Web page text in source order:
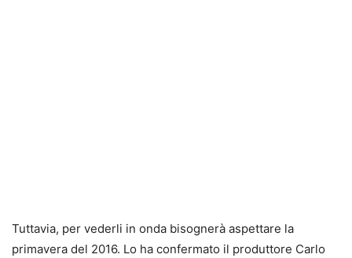
Tuttavia, per vederli in onda bisognerà aspettare la
primavera del 2016. Lo ha confermato il produttore Carlo